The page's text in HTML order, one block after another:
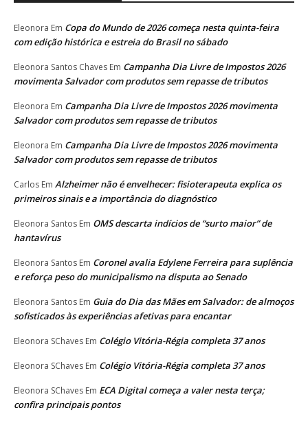
Eleonora Em Copa do Mundo de 2026 começa nesta quinta-feira
com edição histórica e estreia do Brasil no sábado
Eleonora Santos Chaves Em Campanha Dia Livre de Impostos 2026
movimenta Salvador com produtos sem repasse de tributos
Eleonora Em Campanha Dia Livre de Impostos 2026 movimenta
Salvador com produtos sem repasse de tributos
Eleonora Em Campanha Dia Livre de Impostos 2026 movimenta
Salvador com produtos sem repasse de tributos
Carlos Em Alzheimer não é envelhecer: fisioterapeuta explica os
primeiros sinais e a importância do diagnóstico
Eleonora Santos Em OMS descarta indícios de “surto maior” de
hantavírus
Eleonora Santos Em Coronel avalia Edylene Ferreira para suplência
e reforça peso do municipalismo na disputa ao Senado
Eleonora Santos Em Guia do Dia das Mães em Salvador: de almoços
sofisticados às experiências afetivas para encantar
Eleonora SChaves Em Colégio Vitória-Régia completa 37 anos
Eleonora SChaves Em Colégio Vitória-Régia completa 37 anos
Eleonora SChaves Em ECA Digital começa a valer nesta terça;
confira principais pontos